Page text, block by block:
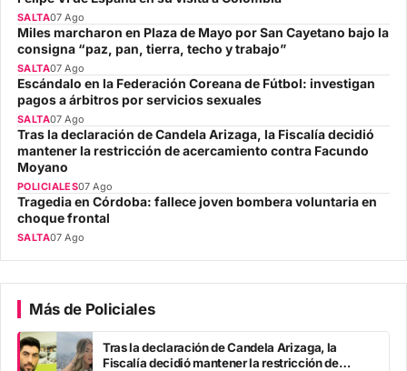
SALTA07 Ago
Miles marcharon en Plaza de Mayo por San Cayetano bajo la
consigna “paz, pan, tierra, techo y trabajo”
SALTA07 Ago
Escándalo en la Federación Coreana de Fútbol: investigan
pagos a árbitros por servicios sexuales
SALTA07 Ago
Tras la declaración de Candela Arizaga, la Fiscalía decidió
mantener la restricción de acercamiento contra Facundo
Moyano
POLICIALES07 Ago
Tragedia en Córdoba: fallece joven bombera voluntaria en
choque frontal
SALTA07 Ago
Más de Policiales
Tras la declaración de Candela Arizaga, la
Fiscalía decidió mantener la restricción de